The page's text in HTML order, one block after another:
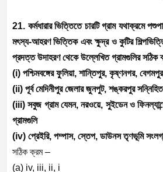
21. কর্মধারার ভিত্তিতে চারটি গ্রাম যথাক্রমে
মৎস্য-আহরণ ভিত্তিক এবং ক্ষুদ্র ও কুটির
প্রদত্ত উদাহরণ থেকে উল্লেখিত গ্রামগুলির সঠিক
(i) পশ্চিমবঙ্গের ফুলিয়া, শান্তিপুর, কৃষ্ণনগর,
(ii) পূর্ব মেদিনীপুর জেলার জুনপুট, শঙ্করপুর
(iii)সবুজ গ্রাম যেমন,নরওয়ে, সুইডেন ও
গ্রামগুলি
(iv) প্রেইরি, পম্পাস, স্তেপ, ডাউনস তৃণভূমি
সঠিক ক্রম –
(a) iv, iii, ii, i